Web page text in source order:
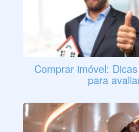
Comprar imóvel:
para